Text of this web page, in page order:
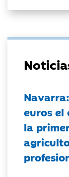
euros el
la